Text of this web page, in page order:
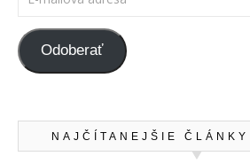
Odoberať
NAJČÍTANEJŠIE ČLÁNKY